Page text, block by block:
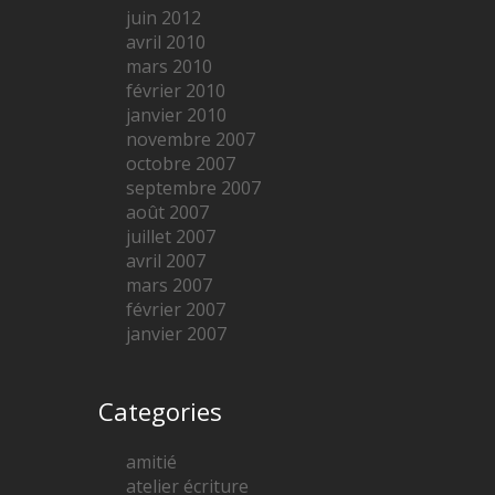
juin 2012
avril 2010
mars 2010
février 2010
janvier 2010
novembre 2007
octobre 2007
septembre 2007
août 2007
juillet 2007
avril 2007
mars 2007
février 2007
janvier 2007
Categories
amitié
atelier écriture